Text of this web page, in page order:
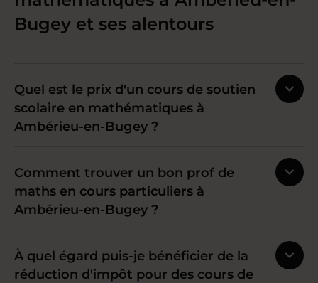
Bugey et ses alentours
Quel est le prix d'un cours de soutien
scolaire en mathématiques à
Ambérieu-en-Bugey ?
Comment trouver un bon prof de
maths en cours particuliers à
Ambérieu-en-Bugey ?
À quel égard puis-je bénéficier de la
réduction d'impôt pour des cours de